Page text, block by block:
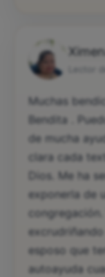
Muchas
Bendita .
de mucha
clara cada
Dios. Me ha
exponerla de
esposo que
autoayuda